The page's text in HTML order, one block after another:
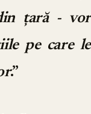
țară - vor
pe care le
.”